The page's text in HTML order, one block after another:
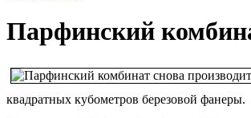
Парфинский
квадратных кубометров березовой фанеры.